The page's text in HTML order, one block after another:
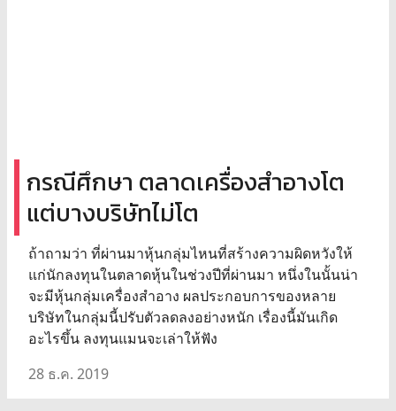
กรณีศึกษา ตลาดเครื่องสำอางโต
แต่บางบริษัทไม่โต
ถ้าถามว่า ที่ผ่านมาหุ้นกลุ่มไหนที่สร้างความผิดหวังให้
แก่นักลงทุนในตลาดหุ้นในช่วงปีที่ผ่านมา หนึ่งในนั้นน่า
จะมีหุ้นกลุ่มเครื่องสำอาง ผลประกอบการของหลาย
บริษัทในกลุ่มนี้ปรับตัวลดลงอย่างหนัก เรื่องนี้มันเกิด
อะไรขึ้น ลงทุนแมนจะเล่าให้ฟัง
28 ธ.ค. 2019